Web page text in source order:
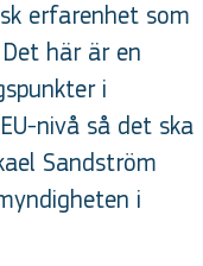
erfarenhet som
här är en
i
nivå så det ska
Sandström
i